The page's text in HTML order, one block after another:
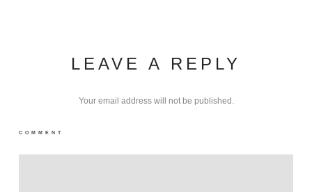
LEAVE A REPLY
Your email address will not be published.
COMMENT